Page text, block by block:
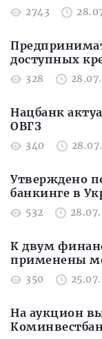
2743
доступных
328
Нацбанк
ОВГЗ
340
Утверждено
банкинге в
532
К двум
применены
350
На аукцион